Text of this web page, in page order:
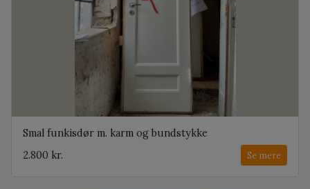
Smal funkisdør m. karm og bundstykke
2.800 kr.
Se mere